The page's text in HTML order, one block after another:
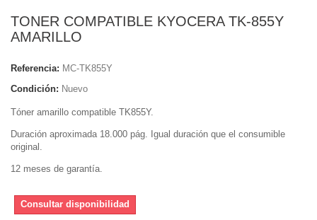
TONER COMPATIBLE KYOCERA TK-855Y
AMARILLO
Referencia: MC-TK855Y
Condición: Nuevo
Tóner amarillo compatible TK855Y.
Duración aproximada 18.000 pág. Igual duración que el consumible
original.
12 meses de garantía.
Consultar disponibilidad